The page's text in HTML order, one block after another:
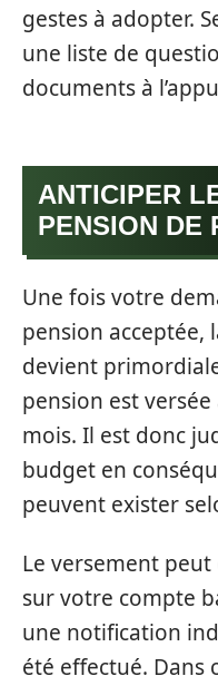
gestes à adopter.
une liste de
documents à
ANTICIPER
PENSION DE
Une fois votre
pension acceptée,
devient
pension est
mois. Il est donc
budget en
peuvent exister
Le versement
sur votre compte
une notification
été effectué. Dans